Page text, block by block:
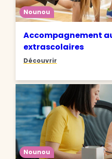
Nounou
Accompagnement
extrascolaires
Découvrir
Nounou